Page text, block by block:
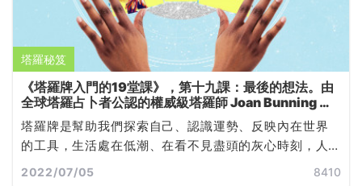
塔羅秘笈
《塔羅牌入門的19堂課》，第十九課：最後的想法。由
全球塔羅占卜者公認的權威級塔羅師 Joan Bunning 所
撰寫
塔羅牌是幫助我們探索自己、認識運勢、反映內在世界
的工具，生活處在低潮、在看不見盡頭的灰心時刻，人
們常常只是需要知道一個「時間點」，如「什麼時候會
2022/07/05 8410